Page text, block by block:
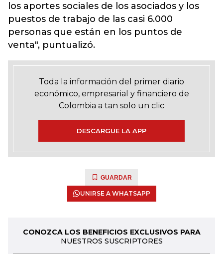
los aportes sociales de los asociados y los
puestos de trabajo de las casi 6.000
personas que están en los puntos de
venta", puntualizó.
Toda la información del primer diario
económico, empresarial y financiero de
Colombia a tan solo un clic
DESCARGUE LA APP
GUARDAR
UNIRSE A WHATSAPP
CONOZCA LOS BENEFICIOS EXCLUSIVOS PARA
NUESTROS SUSCRIPTORES